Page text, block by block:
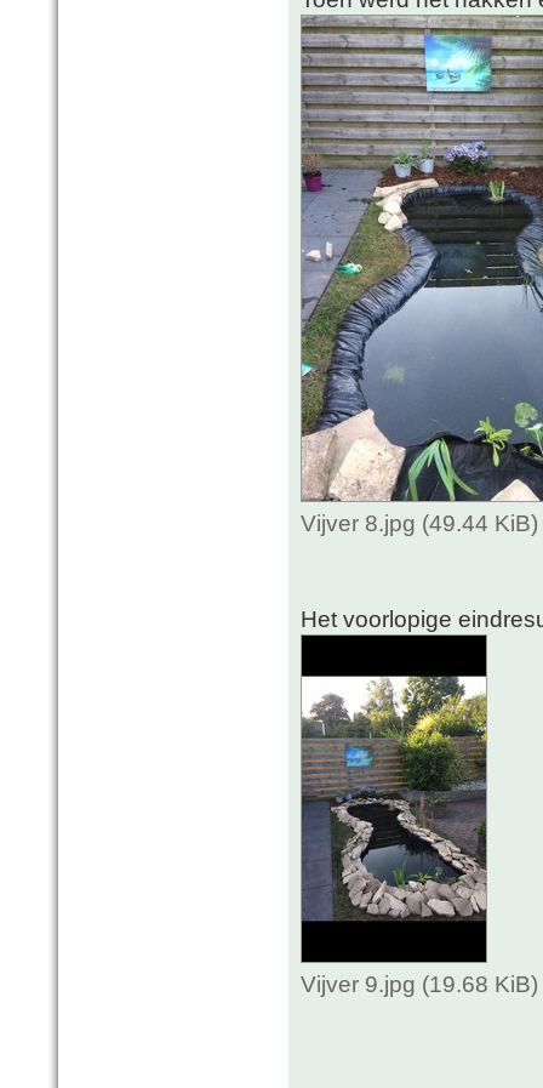
Vijver 8.jpg (49.44
Het voorlopige
Vijver 9.jpg (19.68